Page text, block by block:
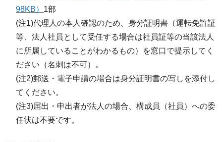
98KB） 1部
(注1)代理人の本人確認のため、身分証明書（運転免許証
等、法人社員として受任する場合は社員証等の当該法人
に所属していることがわかるもの）を窓口で提示してく
ださい（名刺は不可）。
(注2)郵送・電子申請の場合は身分証明書の写しを添付し
てください。
(注3)届出・申出者が法人の場合、構成員（社員）への委
任状は不要です。